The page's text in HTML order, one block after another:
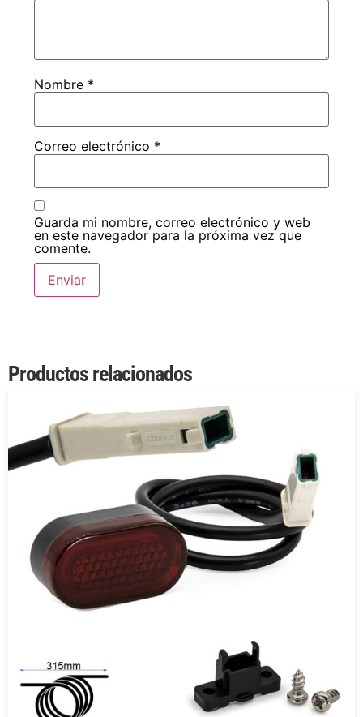
Nombre *
Correo electrónico *
Guarda mi nombre, correo electrónico y web
en este navegador para la próxima vez que
comente.
Productos relacionados